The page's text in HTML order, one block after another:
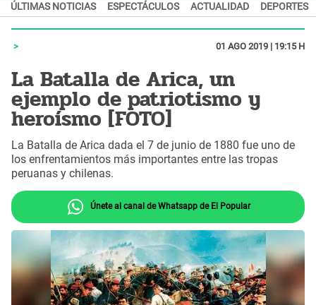
ÚLTIMAS NOTICIAS ESPECTÁCULOS ACTUALIDAD DEPORTES
01 AGO 2019 | 19:15 H
La Batalla de Arica, un
ejemplo de patriotismo y
heroísmo [FOTO]
La Batalla de Arica dada el 7 de junio de 1880 fue uno de
los enfrentamientos más importantes entre las tropas
peruanas y chilenas.
Únete al canal de Whatsapp de El Popular